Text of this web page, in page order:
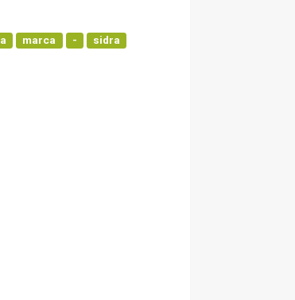
marca -
sidra